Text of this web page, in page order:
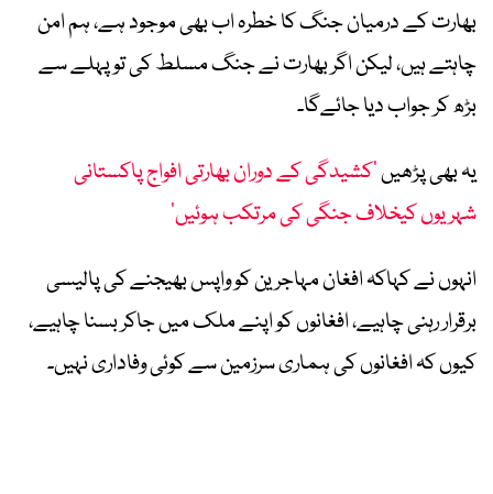
بھارت کے درمیان جنگ کا خطرہ اب بھی موجود ہے، ہم امن
چاہتے ہیں، لیکن اگر بھارت نے جنگ مسلط کی تو پہلے سے
بڑھ کر جواب دیا جائےگا۔
یہ بھی پڑھیں’کشیدگی کے دوران بھارتی افواج پاکستانی
شہریوں کیخلاف جنگی کی مرتکب ہوئیں‘
انہوں نے کہاکہ افغان مہاجرین کو واپس بھیجنے کی پالیسی
برقرار رہنی چاہیے، افغانوں کو اپنے ملک میں جاکر بسنا چاہیے،
کیوں کہ افغانوں کی ہماری سرزمین سے کوئی وفاداری نہیں۔